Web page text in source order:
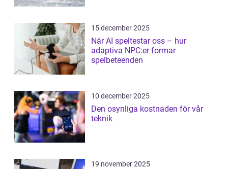
15 december 2025
När AI speltestar oss – hur
adaptiva NPC:er formar
spelbeteenden
10 december 2025
Den osynliga kostnaden för vår
teknik
19 november 2025